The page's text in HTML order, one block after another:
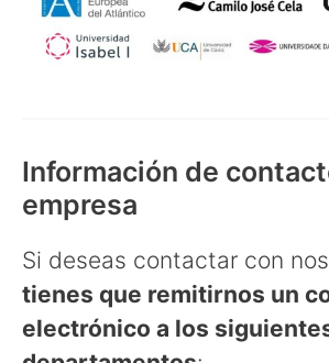
Información de
empresa
Si deseas contactar con
tienes que remitirnos un
electrónico a los